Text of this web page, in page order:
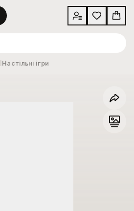
Настільні ігри